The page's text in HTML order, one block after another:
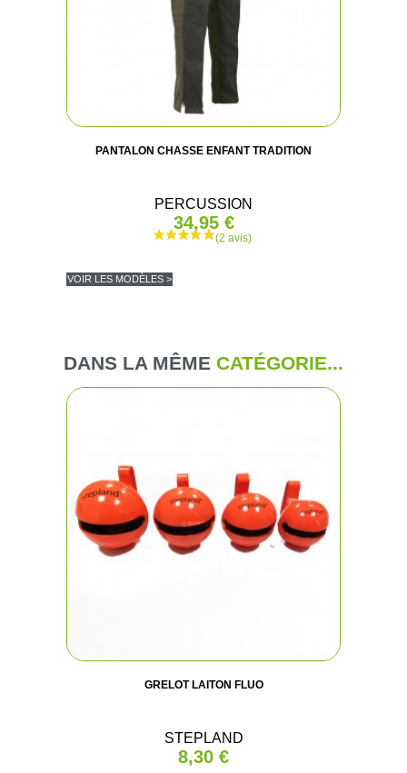
PANTALON CHASSE ENFANT TRADITION
PERCUSSION
34,95 €
VOIR LES MODÈLES >
DANS LA MÊME CATÉGORIE...
GRELOT LAITON FLUO
STEPLAND
8,30 €